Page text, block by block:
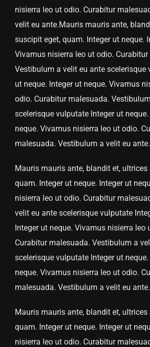
nisierra leo ut odio. Curabitur
velit eu ante.Mauris mauris ante,
suscipit eget, quam. Integer ut neque.
Vivamus nisierra leo ut odio.
Vestibulum a velit eu ante scelerisque
ut neque. Integer ut neque. Vivamus
odio. Curabitur malesuada.
scelerisque vulputate Integer ut
neque. Vivamus nisierra leo ut odio.
malesuada. Vestibulum a velit eu ante.
Mauris mauris ante, blandit et, ultrices
quam. Integer ut neque. Integer ut
nisierra leo ut odio. Curabitur
velit eu ante scelerisque vulputate
Integer ut neque. Vivamus nisierra leo
Curabitur malesuada. Vestibulum a
scelerisque vulputate Integer ut
neque. Vivamus nisierra leo ut odio.
malesuada. Vestibulum a velit eu ante.
Mauris mauris ante, blandit et, ultrices
quam. Integer ut neque. Integer ut
nisierra leo ut odio. Curabitur